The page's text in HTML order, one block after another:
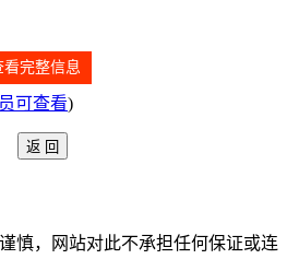
看完整信息
可查看)
慎，网站对此不承担任何保证或连